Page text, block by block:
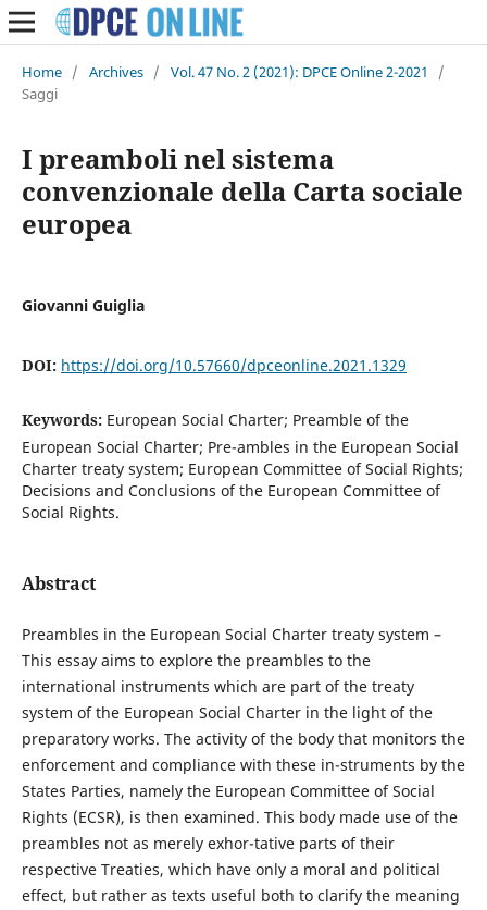
Home / Archives / Vol. 47 No. 2 (2021): DPCE Online 2-2021
/
Saggi
I preamboli nel sistema
convenzionale della Carta sociale
europea
Giovanni Guiglia
DOI: https://doi.org/10.57660/dpceonline.2021.1329
Keywords: European Social Charter; Preamble of the
European Social Charter; Pre-ambles in the European Social
Charter treaty system; European Committee of Social Rights;
Decisions and Conclusions of the European Committee of
Social Rights.
Abstract
Preambles in the European Social Charter treaty system –
This essay aims to explore the preambles to the
international instruments which are part of the treaty
system of the European Social Charter in the light of the
preparatory works. The activity of the body that monitors the
enforcement and compliance with these in-struments by the
States Parties, namely the European Committee of Social
Rights (ECSR), is then examined. This body made use of the
preambles not as merely exhor-tative parts of their
respective Treaties, which have only a moral and political
effect, but rather as texts useful both to clarify the meaning